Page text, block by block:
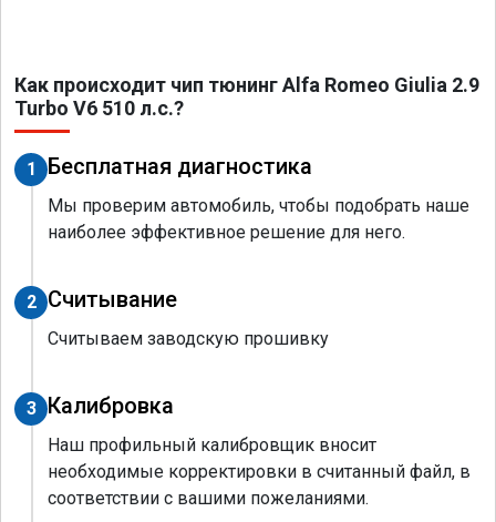
Как происходит чип тюнинг Alfa Romeo Giulia 2.9
Turbo V6 510 л.с.?
1 Бесплатная диагностика
Мы проверим автомобиль, чтобы подобрать наше
наиболее эффективное решение для него.
2 Считывание
Считываем заводскую прошивку
3 Калибровка
Наш профильный калибровщик вносит
необходимые корректировки в считанный файл, в
соответствии с вашими пожеланиями.